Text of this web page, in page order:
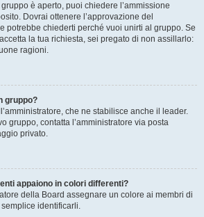
è aperto, puoi chiedere l’ammissione
Dovrai ottenere l’approvazione del
potrebbe chiederti perché vuoi unirti al gruppo. Se
la tua richiesta, sei pregato di non assillarlo:
ragioni.
gruppo?
che ne stabilisce anche il leader.
gruppo, contatta l’amministratore via posta
privato.
appaiono in colori differenti?
della Board assegnare un colore ai membri di
identificarli.